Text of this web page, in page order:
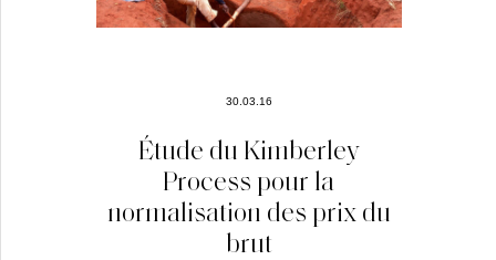
30.03.16
Étude du Kimberley
Process pour la
normalisation des prix du
brut